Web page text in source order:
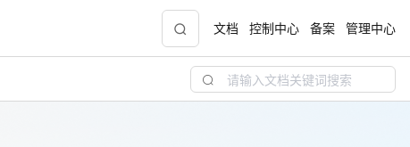
文档 控制中心 备案 管理中心